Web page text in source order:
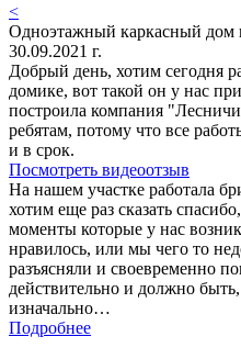
<
Одноэтажный каркасный дом
30.09.2021 г.
Добрый день, хотим сегодня
домике, вот такой он у нас
построила компания
ребятам, потому что все
и в срок.
Посмотреть видеоотзыв
На нашем участке работала
хотим еще раз сказать
моменты которые у нас
нравилось, или мы чего то
разъясняли и своевременно
действительно и должно
изначально…
Подробнее